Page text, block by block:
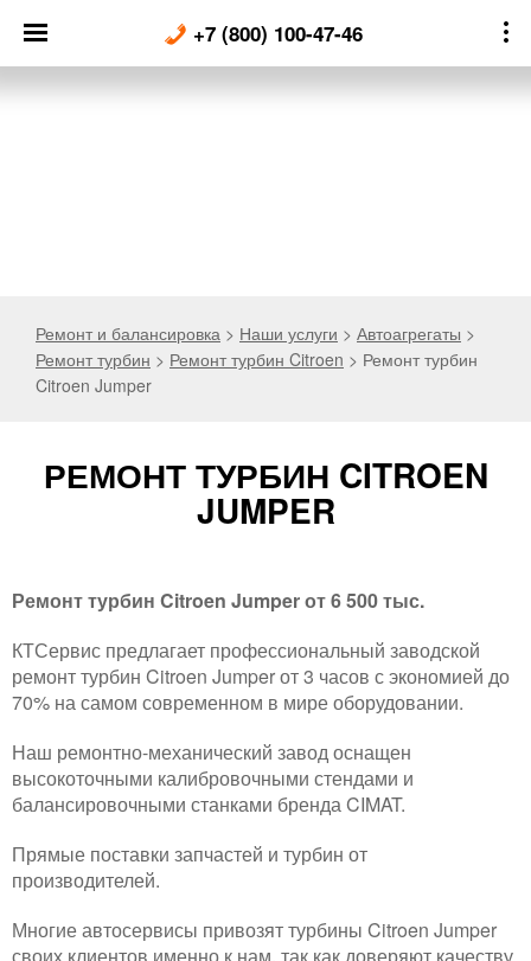
content
+7 (800) 100-47-46
Ремонт и балансировка > Наши услуги > Автоагрегаты >
Ремонт турбин > Ремонт турбин Citroen > Ремонт турбин
Citroen Jumper
РЕМОНТ ТУРБИН CITROEN
JUMPER
Ремонт турбин Citroen Jumper от 6 500 тыс.
КТСервис предлагает профессиональный заводской
ремонт турбин Citroen Jumper от 3 часов с экономией до
70% на самом современном в мире оборудовании.
Наш ремонтно-механический завод оснащен
высокоточными калибровочными стендами и
балансировочными станками бренда CIMAT.
Прямые поставки запчастей и турбин от
производителей.
Многие автосервисы привозят турбины Citroen Jumper